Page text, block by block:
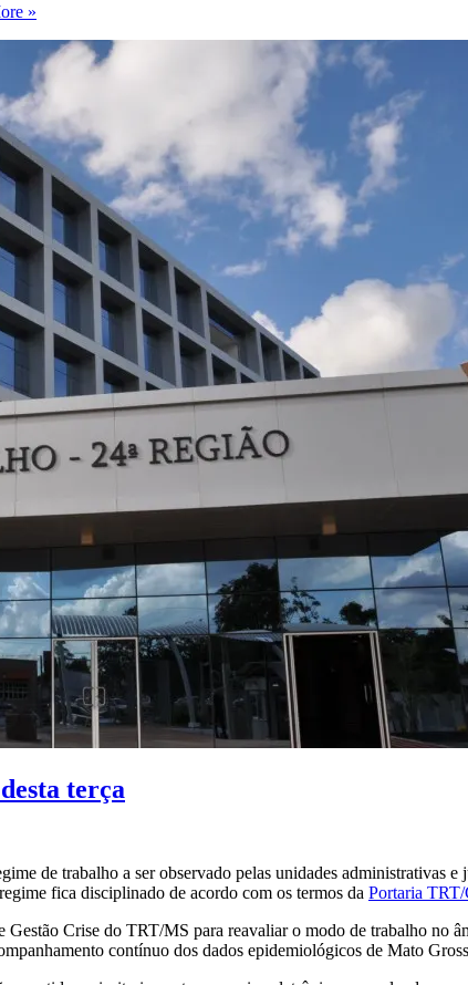
»
terça
de trabalho a ser observado pelas unidades administrativas
fica disciplinado de acordo com os termos da Portaria
Crise do TRT/MS para reavaliar o modo de trabalho no
contínuo dos dados epidemiológicos de Mato